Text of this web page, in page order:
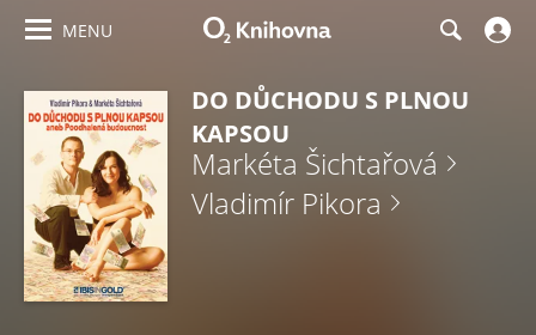
MENU
DO DŮCHODU S PLNOU
KAPSOU
Markéta Šichtařová
Vladimír Pikora